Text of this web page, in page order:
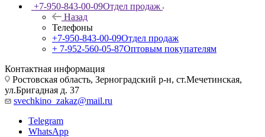
+7-950-843-00-09Отдел продаж
Назад
Телефоны
+7-950-843-00-09Отдел продаж
+ 7-952-560-05-87Оптовым покупателям
Контактная информация
Ростовская область, Зерноградский р-н, ст.Мечетинская,
ул.Бригадная д. 37
svechkino_zakaz@mail.ru
Telegram
WhatsApp